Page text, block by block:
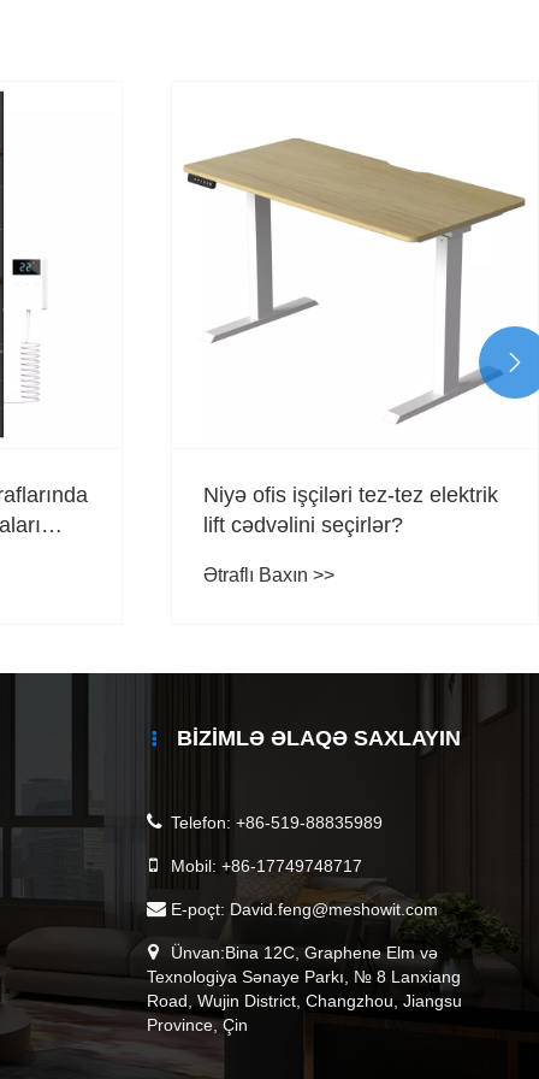
Niyə ofis işçiləri tez-tez elektrik
lift cədvəlini seçirlər?
Ətraflı Baxın >>

BIZIMLƏ ƏLAQƏ SAXLAYIN
Telefon: +86-519-88835989
Mobil: +86-17749748717
E-poçt: David.feng@meshowit.com
Ünvan:Bina 12C, Graphene Elm və
Texnologiya Sənaye Parkı, № 8 Lanxiang
Road, Wujin District, Changzhou, Jiangsu
Province, Çin